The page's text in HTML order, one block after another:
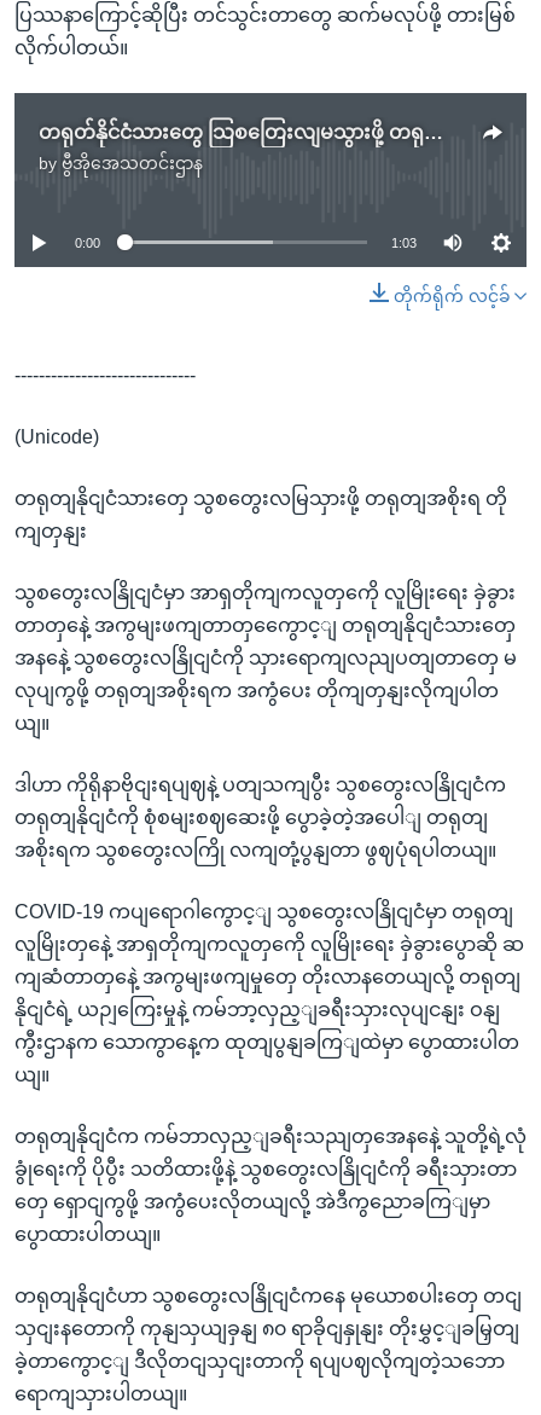
ပြဿနာကြောင့်ဆိုပြီး တင်သွင်းတာတွေ ဆက်မလုပ်ဖို့ တားမြစ်
လိုက်ပါတယ်။
တရုတ်နိုင်ငံသားတွေ သြစတြေးလျမသွားဖို့ တရုတ်အစိုးရ တိုက်တွန်း
by ဗွီအိုအေသတင်းဌာန
No media source currently available
0:00 1:03
တိုက်ရိုက် လင့်ခ်
------------------------------
(Unicode)
တရုတျနိုငျငံသားတှေ သွစတွေးလမြသှားဖို့ တရုတျအစိုးရ တို
ကျတှနျး
သွစတွေးလနြိုငျငံမှာ အာရှတိုကျကလူတှကေို လူမြိုးရေး ခှဲခွား
တာတှနေဲ့ အကွမျးဖကျတာတှကွေောင့ျ တရုတျနိုငျငံသားတှေ
အနနေဲ့ သွစတွေးလနြိုငျငံကို သှားရောကျလညျပတျတာတှေ မ
လုပျကွဖို့ တရုတျအစိုးရက အကွံပေး တိုကျတှနျးလိုကျပါတ
ယျ။
ဒါဟာ ကိုရိုနာဗိုငျးရပျဈနဲ့ ပတျသကျပွီး သွစတွေးလနြိုငျငံက
တရုတျနိုငျငံကို စုံစမျးစဈဆေးဖို့ ပွောခဲ့တဲ့အပေါျ တရုတျ
အစိုးရက သွစတွေးလကြို လကျတုံ့ပွနျတာ ဖွဈပုံရပါတယျ။
COVID-19 ကပျရောဂါကွောင့ျ သွစတွေးလနြိုငျငံမှာ တရုတျ
လူမြိုးတှနေဲ့ အာရှတိုကျကလူတှကေို လူမြိုးရေး ခှဲခွားပွောဆို ဆ
ကျဆံတာတှနေဲ့ အကွမျးဖကျမှုတှေ တိုးလာနတေယျလို့ တရုတျ
နိုငျငံရဲ့ ယဉျကြေးမှုနဲ့ ကမ်ဘာ့လှည့ျခရီးသှားလုပျငနျး ဝနျ
ကွီးဌာနက သောကွာနေ့က ထုတျပွနျခကြျထဲမှာ ပွောထားပါတ
ယျ။
တရုတျနိုငျငံက ကမ်ဘာလှည့ျခရီးသညျတှအေနနေဲ့ သူတို့ရဲ့လုံ
ခွုံရေးကို ပိုပွီး သတိထားဖို့နဲ့ သွစတွေးလနြိုငျငံကို ခရီးသှားတာ
တှေ ရှောငျကွဖို့ အကွံပေးလိုတယျလို့ အဲဒီကွညောခကြျမှာ
ပွောထားပါတယျ။
တရုတျနိုငျငံဟာ သွစတွေးလနြိုငျငံကနေ မုယောစပါးတှေ တငျ
သှငျးနတောကို ကုနျသှယျခှနျ ၈၀ ရာခိုငျနှုနျး တိုးမွှင့ျခမြှတျ
ခဲ့တာကွောင့ျ ဒီလိုတငျသှငျးတာကို ရပျပဈလိုကျတဲ့သဘော
ရောကျသှားပါတယျ။